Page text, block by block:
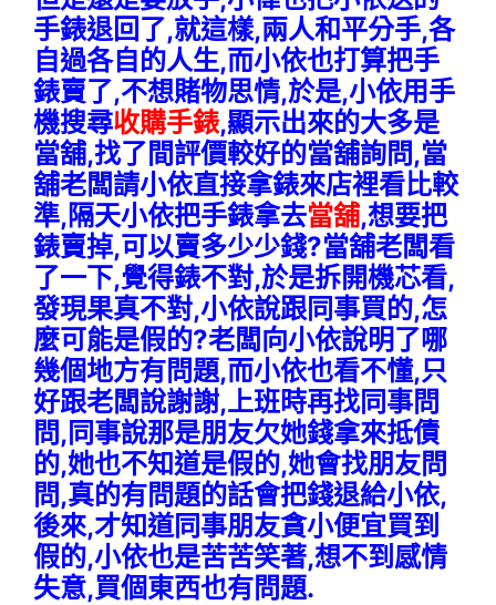
手錶退回了,就這樣,兩人和平分手,各
自過各自的人生,而小依也打算把手
錶賣了,不想賭物思情,於是,小依用手
機搜尋收購手錶,顯示出來的大多是
當舖,找了間評價較好的當舖詢問,當
舖老闆請小依直接拿錶來店裡看比較
準,隔天小依把手錶拿去當舖,想要把
錶賣掉,可以賣多少少錢?當舖老闆看
了一下,覺得錶不對,於是拆開機芯看,
發現果真不對,小依說跟同事買的,怎
麼可能是假的?老闆向小依說明了哪
幾個地方有問題,而小依也看不懂,只
好跟老闆說謝謝,上班時再找同事問
問,同事說那是朋友欠她錢拿來抵債
的,她也不知道是假的,她會找朋友問
問,真的有問題的話會把錢退給小依,
後來,才知道同事朋友貪小便宜買到
假的,小依也是苦苦笑著,想不到感情
失意,買個東西也有問題.